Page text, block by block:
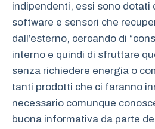
indipendenti, essi sono dotati
software e sensori che
dall’esterno, cercando di
interno e quindi di sfruttare
senza richiedere energia o
tanti prodotti che ci faranno
necessario comunque
buona informativa da parte